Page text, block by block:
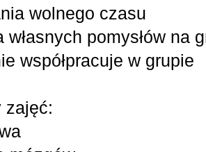
wolnego czasu
własnych pomysłów na
współpracuje w grupie
zajęć: